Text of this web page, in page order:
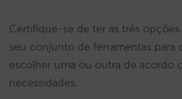
Certifique-se de ter as três
seu conjunto de ferramentas para
escolher uma ou outra de acordo
necessidades.